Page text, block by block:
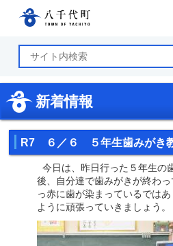
新着情報
R7 ６／６ ５年生歯みがき
今日は、昨日行った５年生の
後、自分達で歯みがきが終わ
っ赤に歯が染まっているでは
ように頑張っていきましょう。